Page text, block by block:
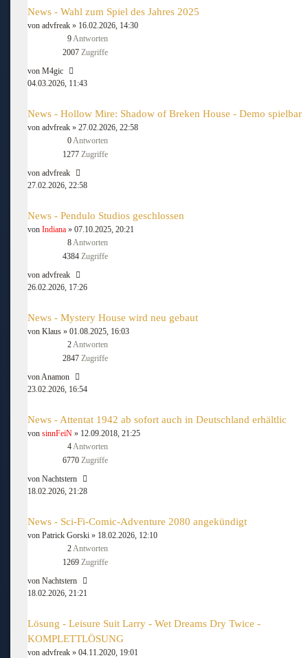
News - Wahl zum Spiel des Jahres 2025
von advfreak » 16.02.2026, 14:30
9Antworten
2007 Zugriffe
von M4gic
04.03.2026, 11:43
News - Hollow Mire: Shadow of Breken House - Demo spielbar
von advfreak » 27.02.2026, 22:58
0Antworten
1277 Zugriffe
von advfreak
27.02.2026, 22:58
News - Pendulo Studios geschlossen
von Indiana » 07.10.2025, 20:21
8Antworten
4384 Zugriffe
von advfreak
26.02.2026, 17:26
News - Mystery House wird neu gebaut
von Klaus » 01.08.2025, 16:03
2Antworten
2847 Zugriffe
vonAnamon
23.02.2026, 16:54
News - Attentat 1942 ab sofort auch in Deutschland erhältlic
von sinnFeiN » 12.09.2018, 21:25
4Antworten
6770 Zugriffe
von Nachtstern
18.02.2026, 21:28
News - Sci-Fi-Comic-Adventure 2080 angekündigt
von Patrick Gorski » 18.02.2026, 12:10
2Antworten
1269 Zugriffe
von Nachtstern
18.02.2026, 21:21
Lösung - Leisure Suit Larry - Wet Dreams Dry Twice -
KOMPLETTLÖSUNG
von advfreak » 04.11.2020, 19:01